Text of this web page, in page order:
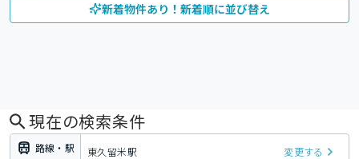
新着物件あり！新着順に並び替え
現在の検索条件
路線・駅 東久留米駅 変更する